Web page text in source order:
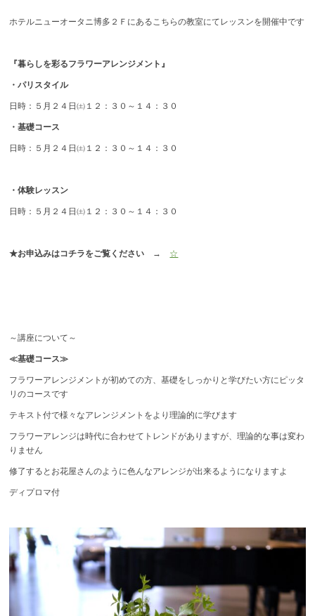
ホテルニューオータニ博多２Ｆにあるこちらの教室にてレッスンを開催中です
『暮らしを彩るフラワーアレンジメント』
・パリスタイル
日時：５月２４日㈯１２：３０～１４：３０
・基礎コース
日時：５月２４日㈯１２：３０～１４：３０
・体験レッスン
日時：５月２４日㈯１２：３０～１４：３０
★お申込みはコチラをご覧ください → ☆
～講座について～
≪基礎コース≫
フラワーアレンジメントが初めての方、基礎をしっかりと学びたい方にピッタ
リのコースです
テキスト付で様々なアレンジメントをより理論的に学びます
フラワーアレンジは時代に合わせてトレンドがありますが、理論的な事は変わ
りません
修了するとお花屋さんのように色んなアレンジが出来るようになりますよ
ディプロマ付